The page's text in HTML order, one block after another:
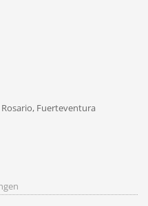
Fuerteventura